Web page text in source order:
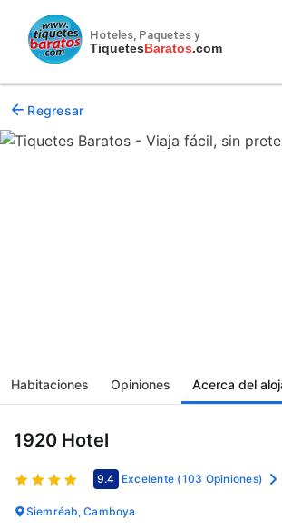
Hoteles, Paquetes y
TiquetesBaratos.com
Regresar
Habitaciones Opiniones Acerca del
1920 Hotel
9.4 Excelente (103 Opiniones)
Siemréab, Camboya